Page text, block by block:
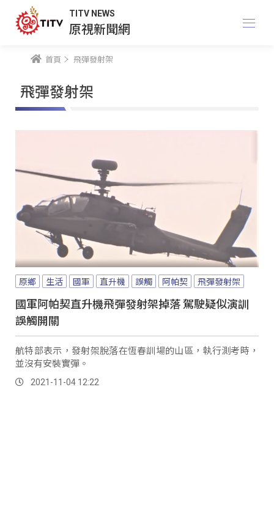
TITV NEWS
原視新聞網
首頁 飛彈發射架
飛彈發射架
原鄉 生活 國軍 直升機 誤觸 阿帕契 飛彈發射架
國軍阿帕契直升機飛彈發射架掉落 駕駛疑似演訓
誤觸開關
航特部表示，發射架脫落在恆春訓場的山區，執行測考時，
並沒有安裝實彈。
2021-11-04 12:22